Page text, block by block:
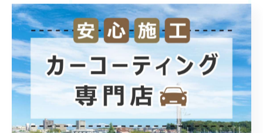
最近の投稿 Recent Posts
2026/08/06
カーフィルムと耐久フィルムの選び方と後悔しない埼玉県での施工ポイント